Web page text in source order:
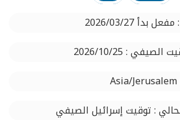
2026/03/27
: 2026/10/25
: توقيت إسرائيل الصيفي